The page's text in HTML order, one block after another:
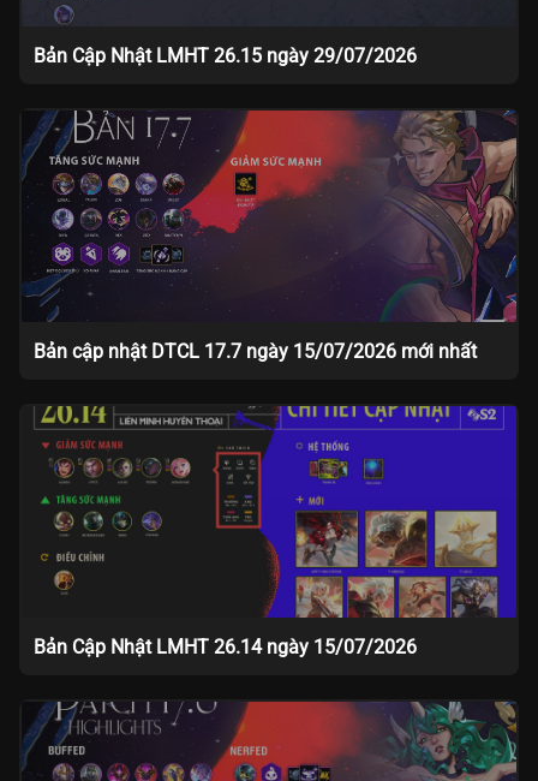
Bản Cập Nhật LMHT 26.15 ngày 29/07/2026
Bản cập nhật DTCL 17.7 ngày 15/07/2026 mới nhất
Bản Cập Nhật LMHT 26.14 ngày 15/07/2026